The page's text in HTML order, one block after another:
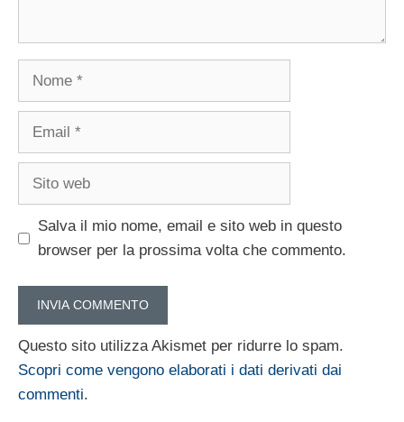
Nome
Email
Sito
Salva il mio nome, email e sito web in questo
browser per la prossima volta che commento.
Questo sito utilizza Akismet per ridurre lo spam.
Scopri come vengono elaborati i dati derivati dai
commenti.